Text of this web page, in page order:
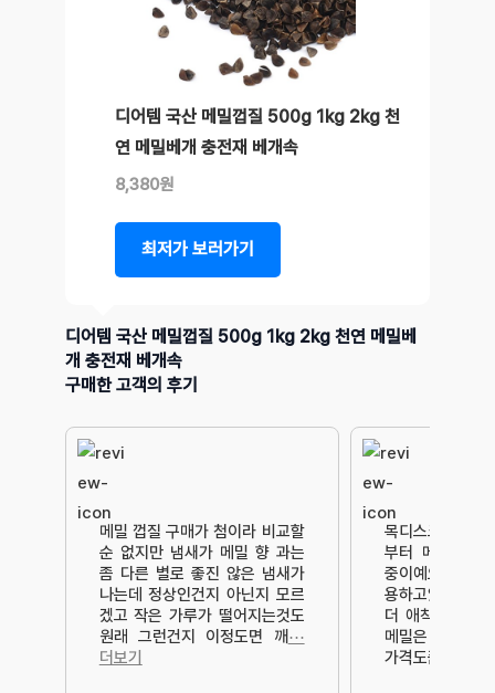
디어템 국산 메밀껍질 500g 1kg 2kg 천
연 메밀베개 충전재 베개속
8,380원
최저가 보러가기
디어템 국산 메밀껍질 500g 1kg 2kg 천연 메밀베
개 충전재 베개속
구매한 고객의 후기
메밀 껍질 구매가 첨이라 비교할
순 없지만 냄새가 메밀 향 과는
좀 다른 별로 좋진 않은 냄새가
나는데 정상인건지 아닌지 모르
겠고 작은 가루가 떨어지는것도
원래 그런건지 이정도면 깨⋯
더보기
목디스크,허리
부터 메모리폼
중이예요.메밀
용하고있었는
더 애착이 생기
메밀은 버리고
가격도품질